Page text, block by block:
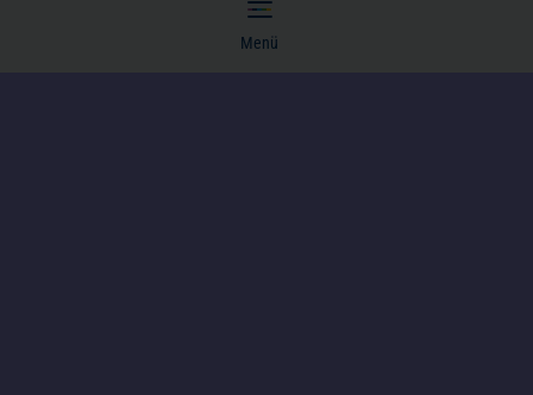
Menü